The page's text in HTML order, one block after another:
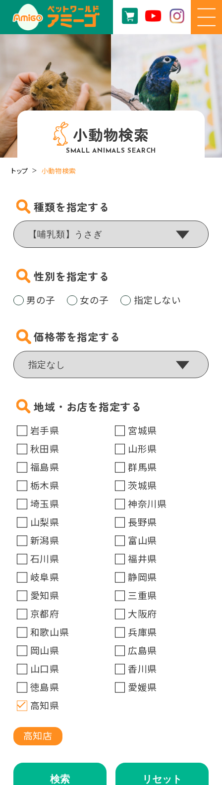
小動物検索
SMALL ANIMALS SEARCH
トップ 小動物検索
種類を指定する
性別を指定する
男の子 女の子 指定しない
価格帯を指定する
地域・お店を指定する
岩手県
宮城県
秋田県
山形県
福島県
群馬県
栃木県
茨城県
埼玉県
神奈川県
山梨県
長野県
新潟県
富山県
石川県
福井県
岐阜県
静岡県
愛知県
三重県
京都府
大阪府
和歌山県
兵庫県
岡山県
広島県
山口県
香川県
徳島県
愛媛県
高知県
高知店
検索 リセット